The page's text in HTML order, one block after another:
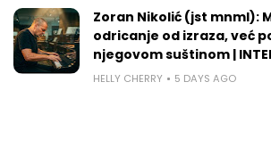
Zoran Nikolić (jst mnml):
odricanje od izraza, već
njegovom suštinom |
HELLY CHERRY 5 DAYS AGO